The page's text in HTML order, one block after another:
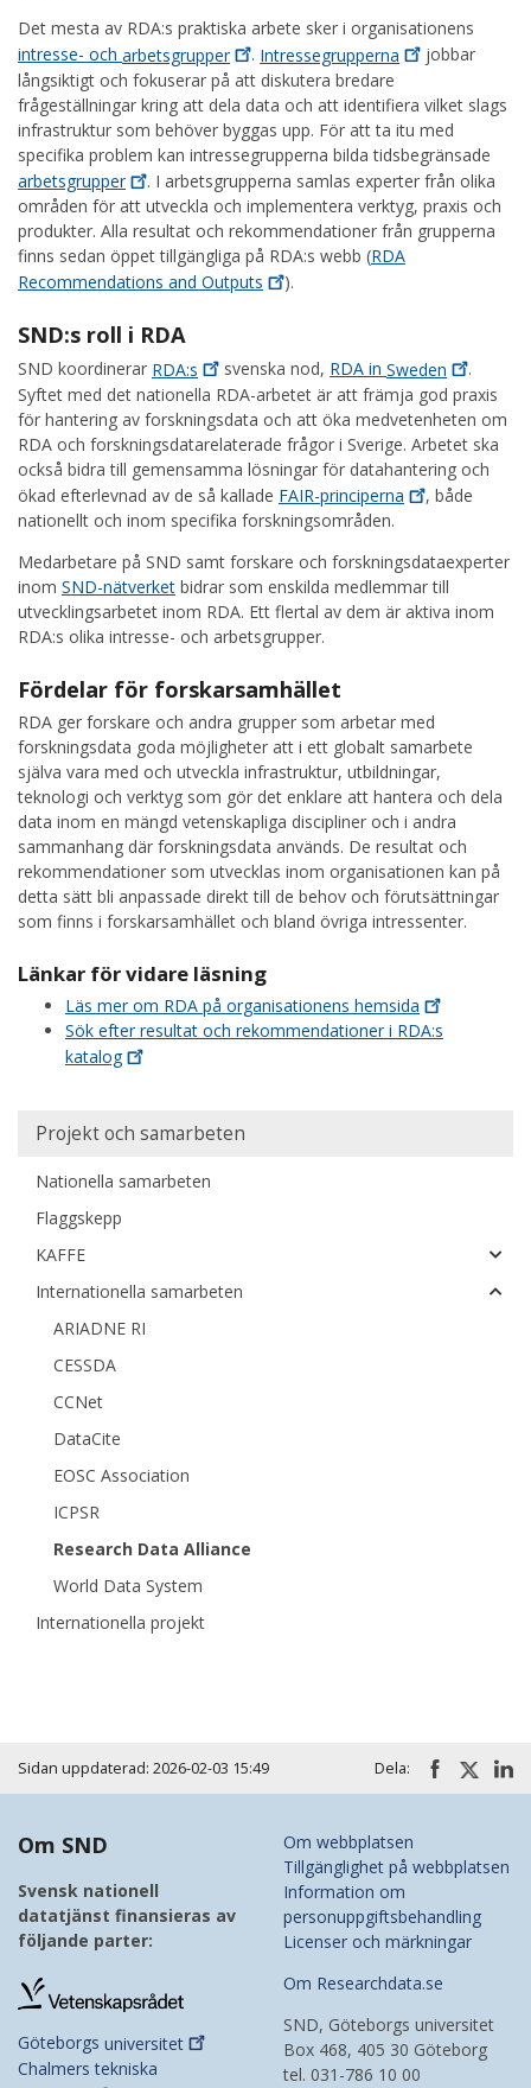
Det mesta av RDA:s praktiska arbete sker i organisationens
intresse- och arbetsgrupper . Intressegrupperna
jobbar
långsiktigt och fokuserar på att diskutera bredare
frågeställningar kring att dela data och att identifiera vilket slags
infrastruktur som behöver byggas upp. För att ta itu med
specifika problem kan intressegrupperna bilda tidsbegränsade
arbetsgrupper
. I arbetsgrupperna samlas experter från olika
områden för att utveckla och implementera verktyg, praxis och
produkter. Alla resultat och rekommendationer från grupperna
finns sedan öppet tillgängliga på RDA:s webb (RDA
Recommendations and Outputs ).
SND:s roll i RDA
SND koordinerar RDA:s svenska nod, RDA inSweden
.
Syftet med det nationella RDA-arbetet är att främja god praxis
för hantering av forskningsdata och att öka medvetenheten om
RDA och forskningsdatarelaterade frågor i Sverige. Arbetet ska
också bidra till gemensamma lösningar för datahantering och
ökad efterlevnad av de så kallade FAIR-principerna
, både
nationellt och inom specifika forskningsområden.
Medarbetare på SND samt forskare och forskningsdataexperter
inom SND-nätverket bidrar som enskilda medlemmar till
utvecklingsarbetet inom RDA. Ett flertal av dem är aktiva inom
RDA:s olika intresse- och arbetsgrupper.
Fördelar för forskarsamhället
RDA ger forskare och andra grupper som arbetar med
forskningsdata goda möjligheter att i ett globalt samarbete
själva vara med och utveckla infrastruktur, utbildningar,
teknologi och verktyg som gör det enklare att hantera och dela
data inom en mängd vetenskapliga discipliner och i andra
sammanhang där forskningsdata används. De resultat och
rekommendationer som utvecklas inom organisationen kan på
detta sätt bli anpassade direkt till de behov och förutsättningar
som finns i forskarsamhället och bland övriga intressenter.
Länkar för vidare läsning
Läs mer om RDA på organisationens hemsida
Sök efter resultat och rekommendationer i RDA:s
katalog
Huvudmeny
Projekt och samarbeten
Nationella samarbeten
Flaggskepp
KAFFE
Internationella samarbeten
ARIADNE RI
CESSDA
CCNet
DataCite
EOSC Association
ICPSR
Research Data Alliance
World Data System
Internationella projekt
Sidan uppdaterad: 2026-02-03 15:49 Dela:
Om SND
Svensk nationell
datatjänst finansieras av
följande parter:
Göteborgs universitet
Chalmers tekniska
Om webbplatsen
Tillgänglighet på webbplatsen
Information om
personuppgiftsbehandling
Licenser och märkningar
Om Researchdata.se
SND, Göteborgs universitet
Box 468, 405 30 Göteborg
tel. 031-786 10 00